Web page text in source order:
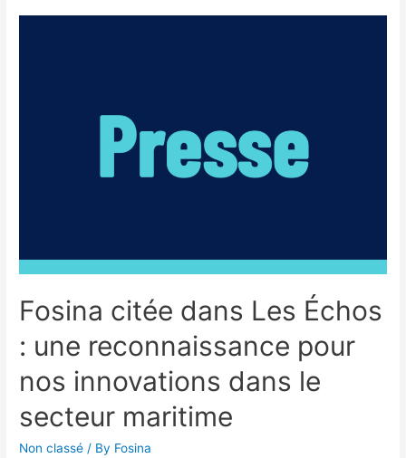
Fosina citée dans Les Échos
: une reconnaissance pour
nos innovations dans le
secteur maritime
Non classé / By Fosina